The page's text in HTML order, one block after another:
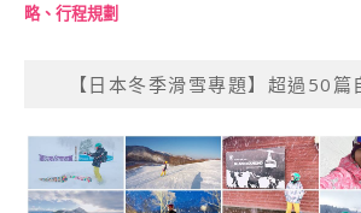
略、行程規劃
【日本冬季滑雪專題】超過50篇